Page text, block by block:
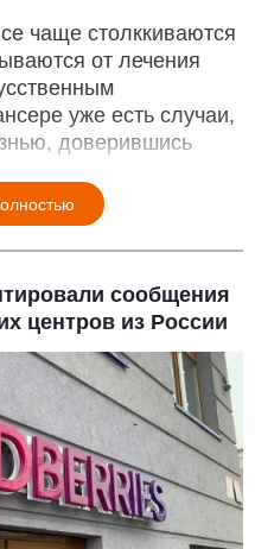
чаще столккиваются
от лечения
уже есть случаи,
доверившись
сообщения
центров из России